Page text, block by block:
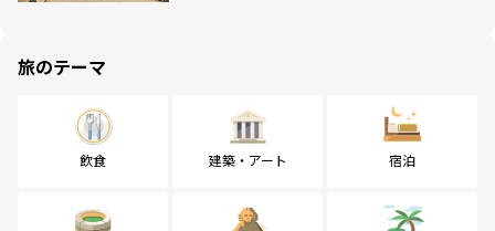
旅のテーマ
飲食 建築・アート 宿泊